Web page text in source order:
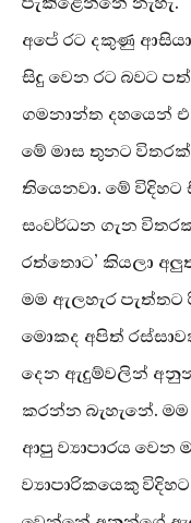
අපේ රට දකුණු
සිදු වෙන රට බවට
ගමනාන්ත දහයෙන්
මේ මාස තුනට
තියෙනවා. මේ
සංවර්ධන ගැන
රත්තොට’ කියලා
මම ඇලහැර පැත්තට
මොකද අපිත්
දෙන ඇදුම්වලින්
කරන්න බැහැනේ.
ආපු ව්‍යාපාරය වෙන
ව්‍යාපාරිකයෙකු